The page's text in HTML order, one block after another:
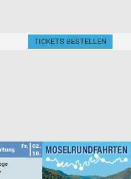
TICKETS BESTELLEN